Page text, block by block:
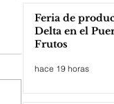
Feria de
Delta en el
Frutos
hace 19 horas